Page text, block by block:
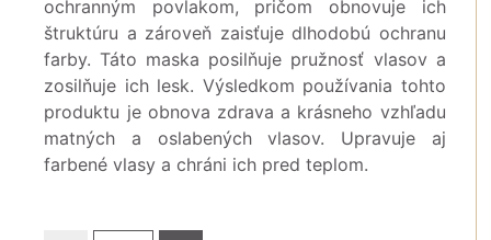
ochranným povlakom, pričom obnovuje ich
štruktúru a zároveň zaisťuje dlhodobú ochranu
farby. Táto maska ​​posilňuje pružnosť vlasov a
zosilňuje ich lesk. Výsledkom používania tohto
produktu je obnova zdrava a krásneho vzhľadu
matných a oslabených vlasov. Upravuje aj
farbené vlasy a chráni ich pred teplom.